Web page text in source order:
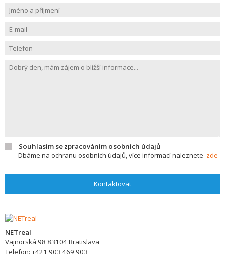
Souhlasím se zpracováním osobních údajů
Dbáme na ochranu osobních údajů, více informací naleznete zde
Kontaktovat
NETreal
Vajnorská 98 83104Bratislava
Telefon: +421 903 469 903